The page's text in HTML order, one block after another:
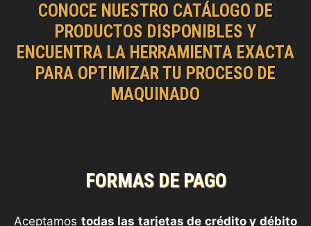
CONOCE NUESTRO CATÁLOGO DE
PRODUCTOS DISPONIBLES Y
ENCUENTRA LA HERRAMIENTA EXACTA
PARA OPTIMIZAR TU PROCESO DE
MAQUINADO
FORMAS DE PAGO
Aceptamos todas las tarjetas de crédito y débito